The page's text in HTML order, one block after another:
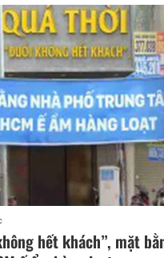
hết khách”, mặt